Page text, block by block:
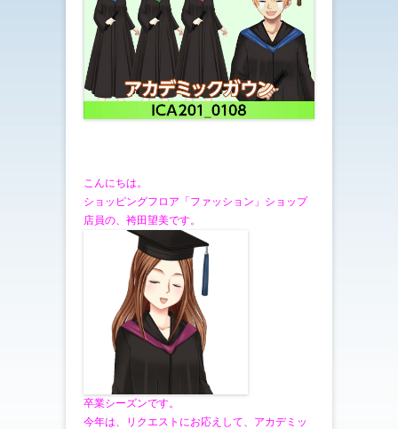
こんにちは。
ショッピングフロア「ファッション」ショップ
店員の、袴田望美です。
卒業シーズンです。
今年は、リクエストにお応えして、アカデミッ